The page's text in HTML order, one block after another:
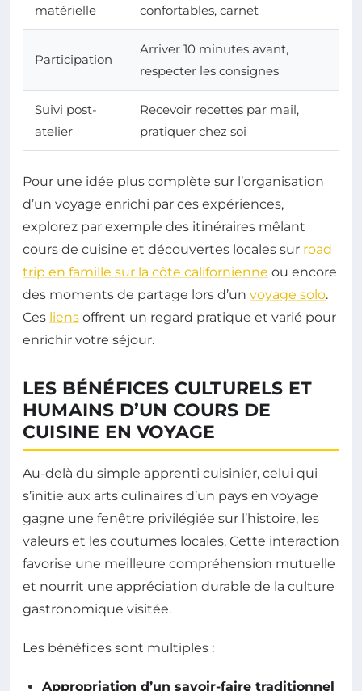
matérielle
confortables, carnet
Participation
Arriver 10 minutes avant,
respecter les consignes
Suivi post-
atelier
Recevoir recettes par mail,
pratiquer chez soi
Pour une idée plus complète sur l’organisation
d’un voyage enrichi par ces expériences,
explorez par exemple des itinéraires mêlant
cours de cuisine et découvertes locales sur road
trip en famille sur la côte californienne ou encore
des moments de partage lors d’un voyage solo.
Ces liens offrent un regard pratique et varié pour
enrichir votre séjour.
LES BÉNÉFICES CULTURELS ET
HUMAINS D’UN COURS DE
CUISINE EN VOYAGE
Au-delà du simple apprenti cuisinier, celui qui
s’initie aux arts culinaires d’un pays en voyage
gagne une fenêtre privilégiée sur l’histoire, les
valeurs et les coutumes locales. Cette interaction
favorise une meilleure compréhension mutuelle
et nourrit une appréciation durable de la culture
gastronomique visitée.
Les bénéfices sont multiples :
Appropriation d’un savoir-faire traditionnel